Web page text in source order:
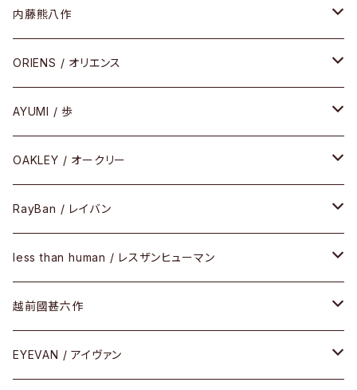
HEAVY EDITION
COMBI （コンビシリーズ）
PREMIUM（プレミアムシリーズ）
PLASTIC（プラスティックシリーズ）
SIRMONT（サーモントシリーズ）
SUNSHIFT
ケア用品
セル
コンビ
メタル
セル
コンビ
内藤熊八作
セル
メタル
コンビ
ORIENS / オリエンス
セルフレーム
メタルフレーム
その他
AYUMI / 歩
セルフレーム
OAKLEY / オークリー
メガネフレーム
サングラス
Frogskins(フロッグスキン )
Latch(ラッチ)
その他
修理
RayBan / レイバン
メガネフレーム
サングラス
その他
less than human / レスザンヒューマン
メガネフレーム
サングラス
越前國甚六作
セルフレーム
EYEVAN / アイヴァン